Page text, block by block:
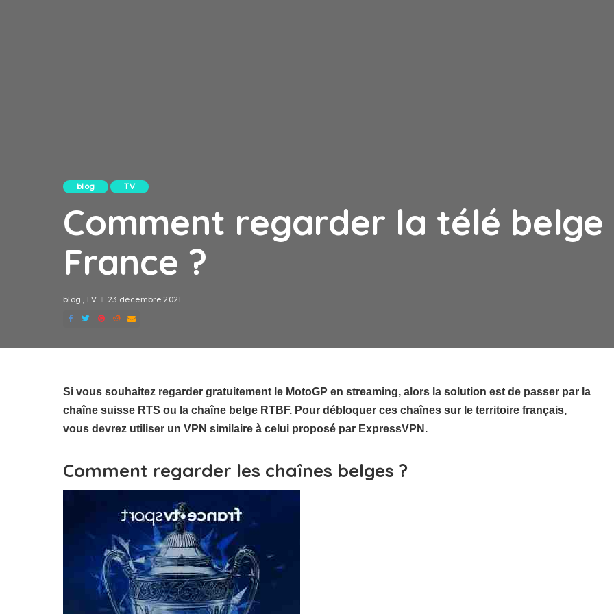
blog TV
Comment regarder la télé belge
France ?
blog TV 23 décembre 2021
Si vous souhaitez regarder gratuitement le MotoGP en streaming, alors la solution est de passer par la
chaîne suisse RTS ou la chaîne belge RTBF. Pour débloquer ces chaînes sur le territoire français,
vous devrez utiliser un VPN similaire à celui proposé par ExpressVPN.
Comment regarder les chaînes belges ?